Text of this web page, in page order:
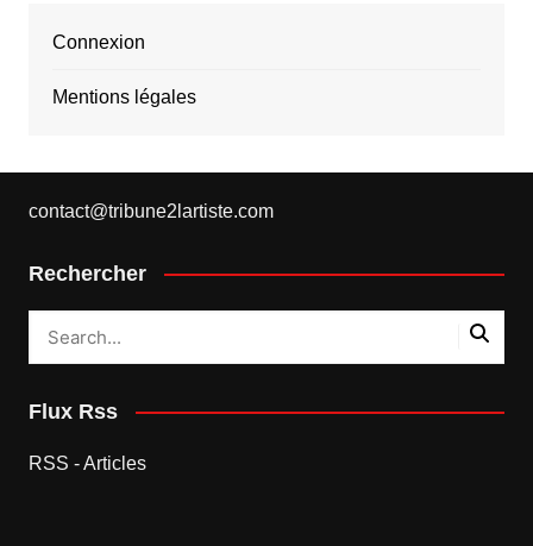
Connexion
Mentions légales
contact@tribune2lartiste.com
Rechercher
Flux Rss
RSS - Articles